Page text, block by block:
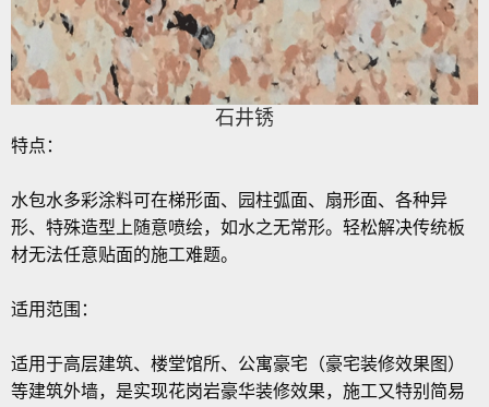
石井锈
特点：
水包水多彩涂料可在梯形面、园柱弧面、扇形面、各种异
形、特殊造型上随意喷绘，如水之无常形。轻松解决传统板
材无法任意贴面的施工难题。
适用范围：
适用于高层建筑、楼堂馆所、公寓豪宅（豪宅装修效果图）
等建筑外墙，是实现花岗岩豪华装修效果，施工又特别简易